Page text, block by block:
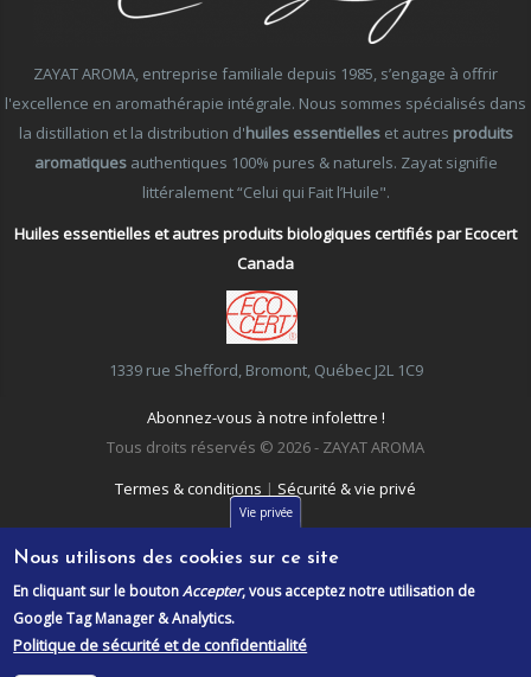
ZAYAT AROMA, entreprise familiale depuis 1985, s’engage à offrir
l'excellence en aromathérapie intégrale. Nous sommes spécialisés dans
la distillation et la distribution d'huiles essentielleset autres produits
aromatiquesauthentiques 100% pures & naturels. Zayat signifie
littéralement “Celui qui Fait l’Huile".
Huiles essentielles et autres produits biologiques certifiés par Ecocert
Canada
1339 rue Shefford, Bromont, Québec J2L 1C9
Abonnez-vous à notre infolettre !
Tous droits réservés © 2026 - ZAYAT AROMA
Termes & conditions | Sécurité & vie privé
Vie privée
Nous utilisons des cookies sur ce site
En cliquant sur le boutonAccepter, vous acceptez notre utilisation de
Google Tag Manager & Analytics.
Politique de sécurité et de confidentialité